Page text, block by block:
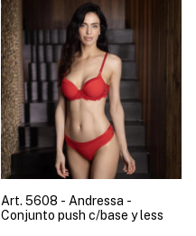
Art. 5608 - Andressa -
Conjunto push c/base y less